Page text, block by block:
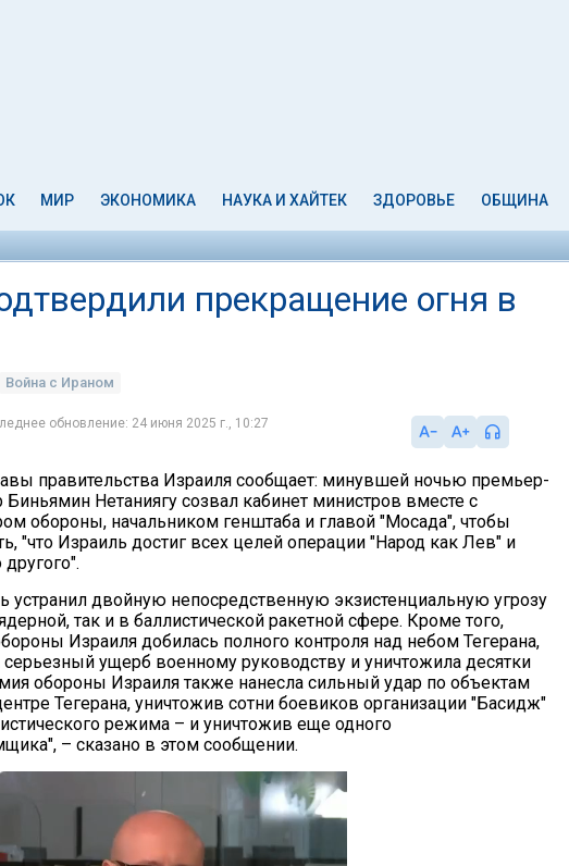
МИР ЭКОНОМИКА НАУКА И ХАЙТЕК ЗДОРОВЬЕ ОБЩИНА
прекращение огня в
Война с Ираном
обновление: 24 июня 2025 г., 10:27
правительства Израиля сообщает: минувшей ночью премьер-
Биньямин Нетаниягу созвал кабинет министров вместе с
обороны, начальником генштаба и главой "Мосада", чтобы
"что Израиль достиг всех целей операции "Народ как Лев" и
устранил двойную непосредственную экзистенциальную угрозу
так и в баллистической ракетной сфере. Кроме того,
Израиля добилась полного контроля над небом Тегерана,
серьезный ущерб военному руководству и уничтожила десятки
обороны Израиля также нанесла сильный удар по объектам
Тегерана, уничтожив сотни боевиков организации "Басидж"
режима – и уничтожив еще одного
– сказано в этом сообщении.